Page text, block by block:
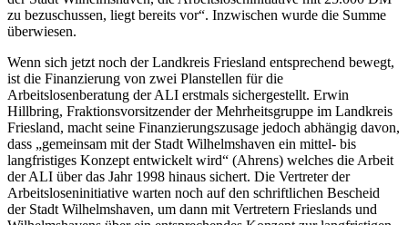
zu bezuschussen, liegt bereits vor“. Inzwischen wurde die Summe
überwiesen.
Wenn sich jetzt noch der Landkreis Friesland entsprechend bewegt,
ist die Finanzierung von zwei Planstellen für die
Arbeitslosenberatung der ALI erstmals sichergestellt. Erwin
Hillbring, Fraktionsvorsitzender der Mehrheitsgruppe im Landkreis
Friesland, macht seine Finanzierungszusage jedoch abhängig davon,
dass „gemeinsam mit der Stadt Wilhelmshaven ein mittel- bis
langfristiges Konzept entwickelt wird“ (Ahrens) welches die Arbeit
der ALI über das Jahr 1998 hinaus sichert. Die Vertreter der
Arbeitsloseninitiative warten noch auf den schriftlichen Bescheid
der Stadt Wilhelmshaven, um dann mit Vertretern Frieslands und